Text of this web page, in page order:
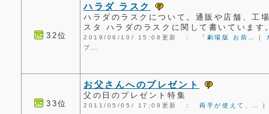
32位
ハラダ ラスク
ハラダのラスクについて。通販や店舗、工
スタ ハラダのラスクに関して書いています
2019/06/10/ 15:08更新 ： 「劇場版 お前… |
プ…
33位
お父さんへのプレゼント
父の日のプレゼント特集
2011/05/05/ 17:09更新 ：両手が使えて、…